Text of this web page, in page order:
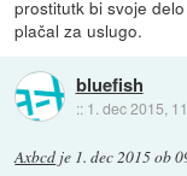
prostitutk bi svoje
plačal za uslugo.
bluefish
:: 1. dec 2015,
Axbcd je 1. dec 2015 ob